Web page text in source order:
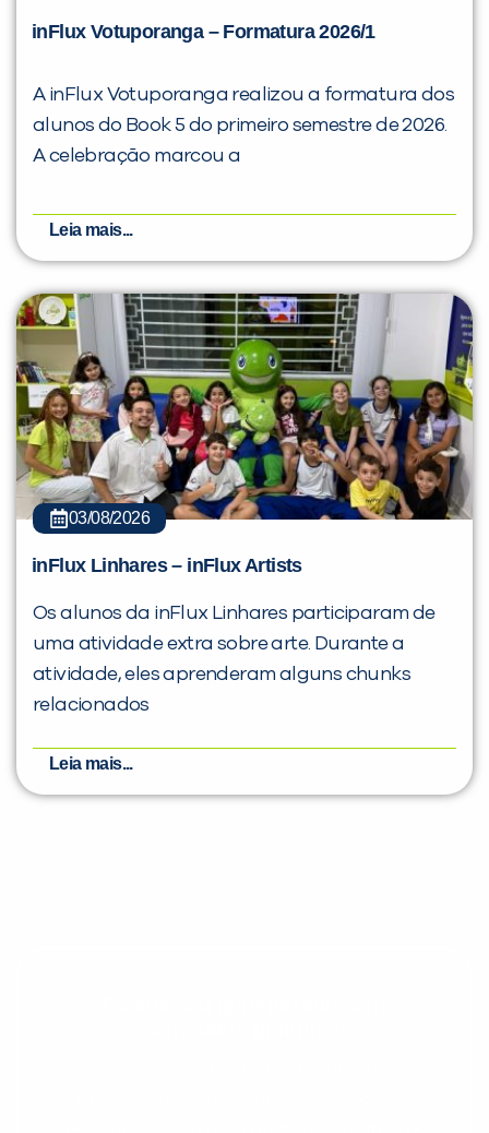
inFlux Votuporanga – Formatura 2026/1
A inFlux Votuporanga realizou a formatura dos
alunos do Book 5 do primeiro semestre de 2026.
A celebração marcou a
Leia mais...
03/08/2026
inFlux Linhares – inFlux Artists
Os alunos da inFlux Linhares participaram de
uma atividade extra sobre arte. Durante a
atividade, eles aprenderam alguns chunks
relacionados
Leia mais...